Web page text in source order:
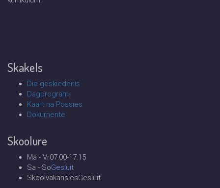
Skakels
Die geskiedenis
Dagprogram
Kaart na Possies
Dokumente
Skoolure
Ma - Vr07:00-17:15
Sa - SoGesluit
SkoolvakansiesGesluit